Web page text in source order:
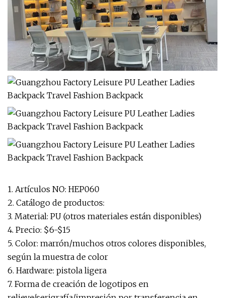
1. Artículos NO: HEP060
2. Catálogo de productos:
3. Material: PU (otros materiales están disponibles)
4. Precio: $6-$15
5. Color: marrón/muchos otros colores disponibles,
según la muestra de color
6. Hardware: pistola ligera
7. Forma de creación de logotipos en